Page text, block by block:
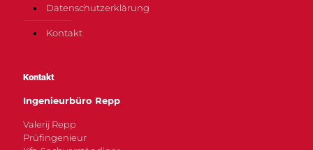
Datenschutzerklärung
Kontakt
Kontakt
Ingenieurbüro Repp
Valerij Repp
Prüfingenieur